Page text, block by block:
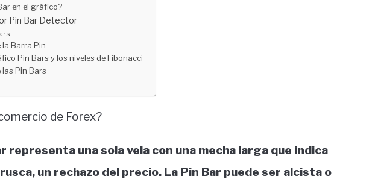
en el gráfico?
Pin Bar Detector
la Barra Pin
Pin Bars y los niveles de Fibonacci
Pin Bars
de Forex?
representa una sola vela con una mecha larga que indica
un rechazo del precio. La Pin Bar puede ser alcista o